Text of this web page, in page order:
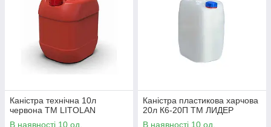
Каністра технічна 10л
червона ТМ LITOLAN
В наявності 10 од.
Каністра пластикова харчова
20л К6-20П ТМ ЛИДЕР
В наявності 10 од.